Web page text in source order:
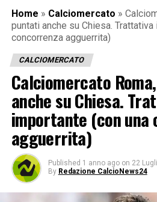
Home » Calciomercato »
puntati anche su Chiesa.
concorrenza agguerrita)
CALCIOMERCATO
Calciomercato
anche su Chiesa.
importante (con una
agguerrita)
Published 1 anno ago on 22
By Redazione CalcioNews24